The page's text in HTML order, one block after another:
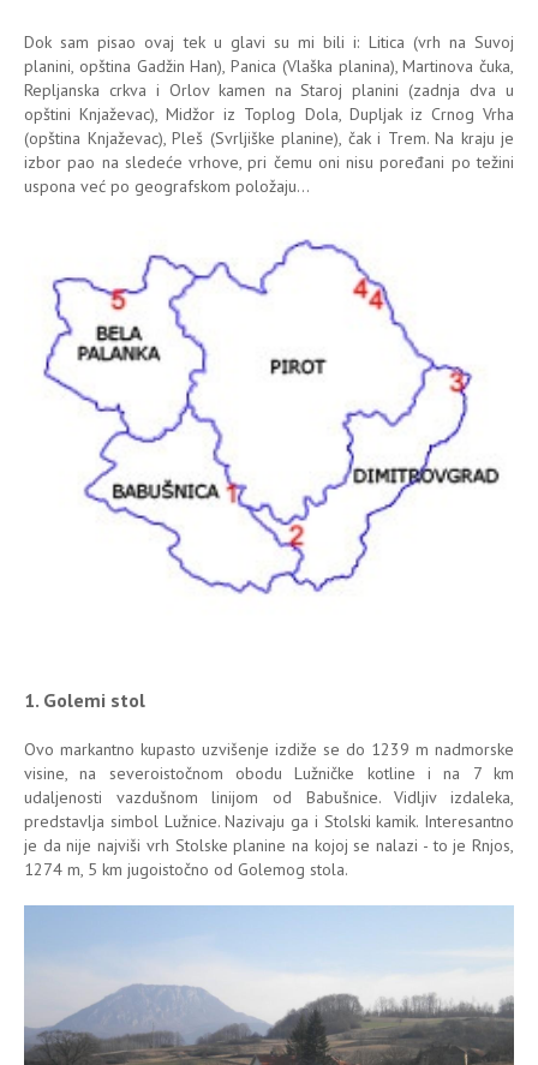
Dok sam pisao ovaj tek u glavi su mi bili i: Litica (vrh na Suvoj
planini, opština Gadžin Han), Panica (Vlaška planina), Martinova čuka,
Repljanska crkva i Orlov kamen na Staroj planini (zadnja dva u
opštini Knjaževac), Midžor iz Toplog Dola, Dupljak iz Crnog Vrha
(opština Knjaževac), Pleš (Svrljiške planine), čak i Trem. Na kraju je
izbor pao na sledeće vrhove, pri čemu oni nisu poređani po težini
uspona već po geografskom položaju...
1. Golemi stol
Ovo markantno kupasto uzvišenje izdiže se do 1239 m nadmorske
visine, na severoistočnom obodu Lužničke kotline i na 7 km
udaljenosti vazdušnom linijom od Babušnice. Vidljiv izdaleka,
predstavlja simbol Lužnice. Nazivaju ga i Stolski kamik. Interesantno
je da nije najviši vrh Stolske planine na kojoj se nalazi - to je Rnjos,
1274 m, 5 km jugoistočno od Golemog stola.